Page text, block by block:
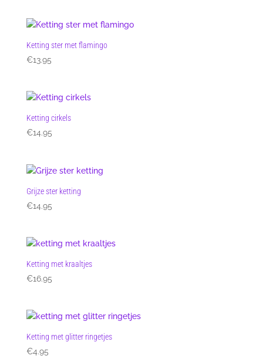
Ketting ster met flamingo
€13.95
Ketting cirkels
€14.95
Grijze ster ketting
€14.95
Ketting met kraaltjes
€16.95
Ketting met glitter ringetjes
€4.95